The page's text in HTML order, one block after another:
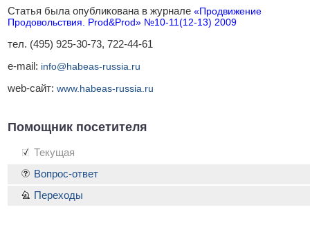
Статья была опубликована в журнале «Продвижение
Продовольствия. Prod&Prod» №10-11(12-13) 2009
тел. (495) 925-30-73, 722-44-61
e-mail: info@habeas-russia.ru
web-сайт: www.habeas-russia.ru
Помощник посетителя
Текущая
Вопрос-ответ
Переходы